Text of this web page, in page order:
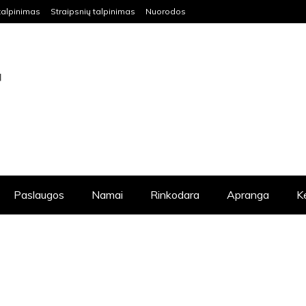
Straipsnių talpinimas Nuorodos
NAUDINGOS INFORMACIJOS.
Paslaugos Namai Rinkodara Apranga